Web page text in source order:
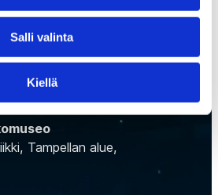
Salli valinta
Kiellä
Tampellan alue,